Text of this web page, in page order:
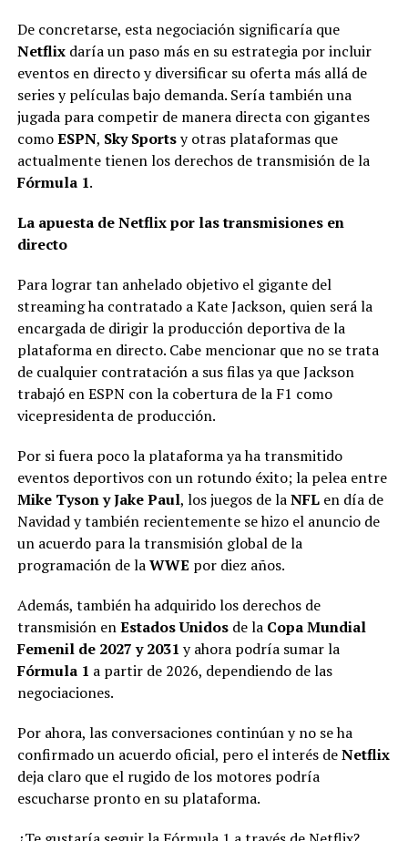
De concretarse, esta negociación significaría que
Netflixdaría un paso más en su estrategia por incluir
eventos en directo y diversificar su oferta más allá de
series y películas bajo demanda. Sería también una
jugada para competir de manera directa con gigantes
comoESPN, Sky Sportsy otras plataformas que
actualmente tienen los derechos de transmisión de la
Fórmula 1.
La apuesta de Netflix por las transmisiones en
directo
Para lograr tan anhelado objetivo el gigante del
streaming ha contratado a Kate Jackson, quien será la
encargada de dirigir la producción deportiva de la
plataforma en directo. Cabe mencionar que no se trata
de cualquier contratación a sus filas ya que Jackson
trabajó en ESPN con la cobertura de la F1 como
vicepresidenta de producción.
Por si fuera poco la plataforma ya ha transmitido
eventos deportivos con un rotundo éxito; la pelea entre
Mike Tyson y Jake Paul, los juegos de laNFL en día de
Navidad y también recientemente se hizo el anuncio de
un acuerdo para la transmisión global de la
programación de laWWE por diez años.
Además, también ha adquirido los derechos de
transmisión enEstados Unidosde la Copa Mundial
Femenil de 2027 y 2031 y ahora podría sumar la
Fórmula 1 a partir de 2026, dependiendo de las
negociaciones.
Por ahora, las conversaciones continúan y no se ha
confirmado un acuerdo oficial, pero el interés deNetflix
deja claro que el rugido de los motores podría
escucharse pronto en su plataforma.